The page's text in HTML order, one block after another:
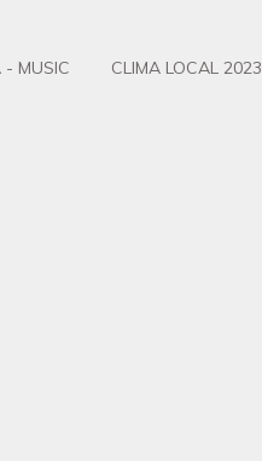
- MUSIC CLIMA LOCAL 2023